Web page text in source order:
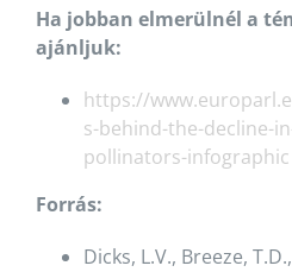
Ha jobban elmerülnél a
ajánljuk:
https://
s-behind-the-decline-
pollinators-infographic
Forrás:
Dicks, L.V., Breeze,